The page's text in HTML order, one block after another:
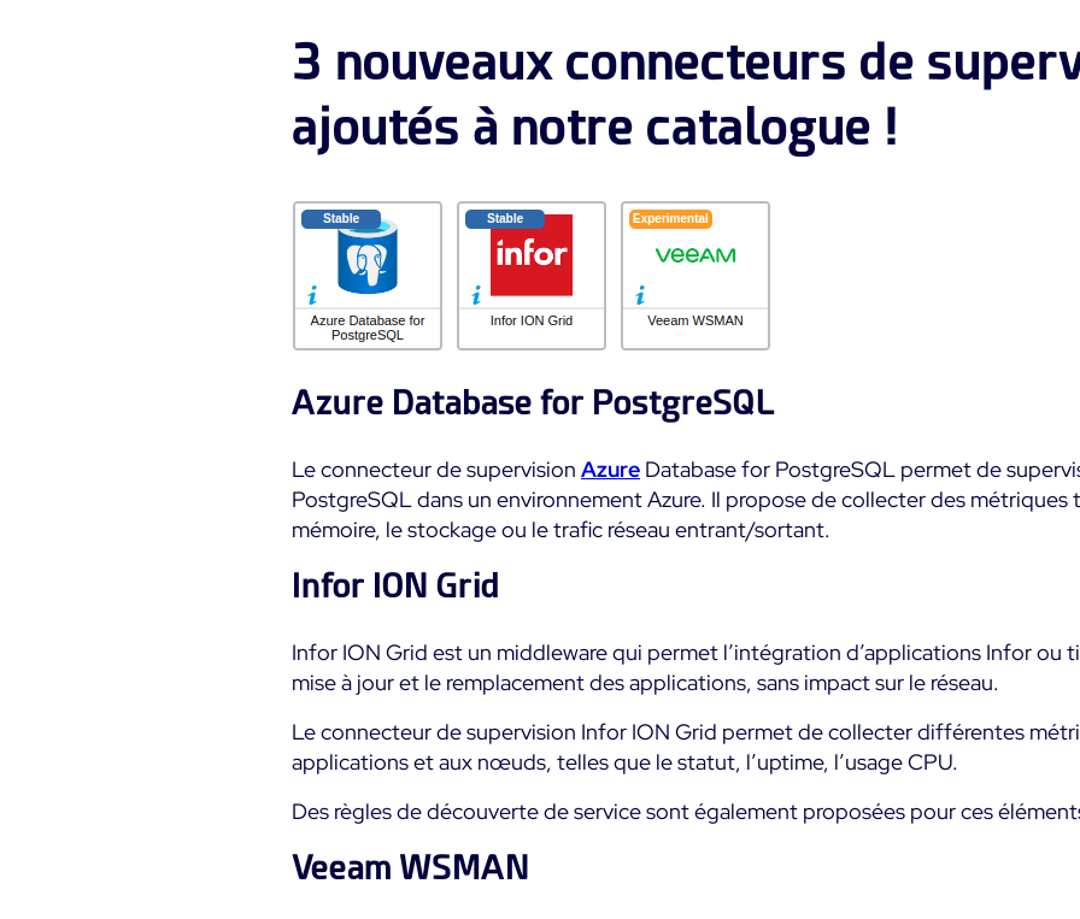
3 nouveaux connecteurs de
ajoutés à notre catalogue !
Azure Database for PostgreSQL
Le connecteur de supervision Azure Database for PostgreSQL permet de
PostgreSQL dans un environnement Azure. Il propose de collecter des métriques
mémoire, le stockage ou le trafic réseau entrant/sortant.
Infor ION Grid
Infor ION Grid est un middleware qui permet l’intégration d’applications Infor ou
mise à jour et le remplacement des applications, sans impact sur le réseau.
Le connecteur de supervision Infor ION Grid permet de collecter différentes
applications et aux nœuds, telles que le statut, l’uptime, l’usage CPU.
Des règles de découverte de service sont également proposées pour ces
Veeam WSMAN